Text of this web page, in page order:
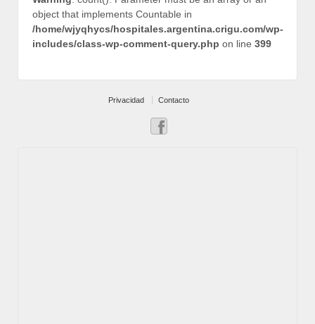
object that implements Countable in
/home/wjyqhycs/hospitales.argentina.crigu.com/wp-
includes/class-wp-comment-query.php on line 399
Privacidad Contacto